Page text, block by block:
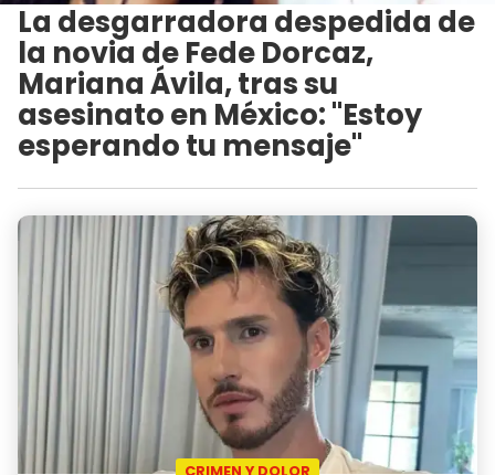
La desgarradora despedida de
la novia de Fede Dorcaz,
Mariana Ávila, tras su
asesinato en México: "Estoy
esperando tu mensaje"
CRIMEN Y DOLOR